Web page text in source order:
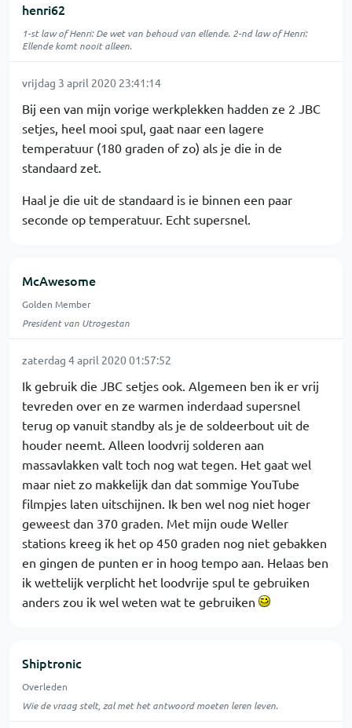
henri62
1-st law of Henri: De wet van behoud van ellende. 2-nd law of Henri:
Ellende komt nooit alleen.
vrijdag 3 april 2020 23:41:14
Bij een van mijn vorige werkplekken hadden ze 2 JBC
setjes, heel mooi spul, gaat naar een lagere
temperatuur (180 graden of zo) als je die in de
standaard zet.
Haal je die uit de standaard is ie binnen een paar
seconde op temperatuur. Echt supersnel.
McAwesome
Golden Member
President van Utrogestan
zaterdag 4 april 2020 01:57:52
Ik gebruik die JBC setjes ook. Algemeen ben ik er vrij
tevreden over en ze warmen inderdaad supersnel
terug op vanuit standby als je de soldeerbout uit de
houder neemt. Alleen loodvrij solderen aan
massavlakken valt toch nog wat tegen. Het gaat wel
maar niet zo makkelijk dan dat sommige YouTube
filmpjes laten uitschijnen. Ik ben wel nog niet hoger
geweest dan 370 graden. Met mijn oude Weller
stations kreeg ik het op 450 graden nog niet gebakken
en gingen de punten er in hoog tempo aan. Helaas ben
ik wettelijk verplicht het loodvrije spul te gebruiken
anders zou ik wel weten wat te gebruiken
Shiptronic
Overleden
Wie de vraag stelt, zal met het antwoord moeten leren leven.